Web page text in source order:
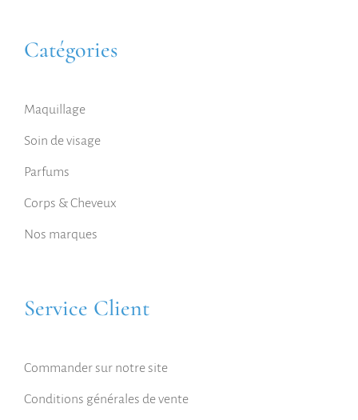
Catégories
Maquillage
Soin de visage
Parfums
Corps & Cheveux
Nos marques
Service Client
Commander sur notre site
Conditions générales de vente